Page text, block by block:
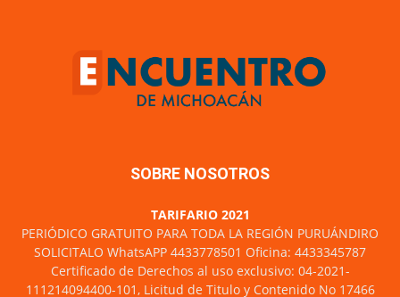
SOBRE NOSOTROS
TARIFARIO 2021
PERIÓDICO GRATUITO PARA TODA LA REGIÓN PURUÁNDIRO
SOLICITALO WhatsAPP 4433778501 Oficina: 4433345787
Certificado de Derechos al uso exclusivo: 04-2021-
111214094400-101, Licitud de Titulo y Contenido No 17466